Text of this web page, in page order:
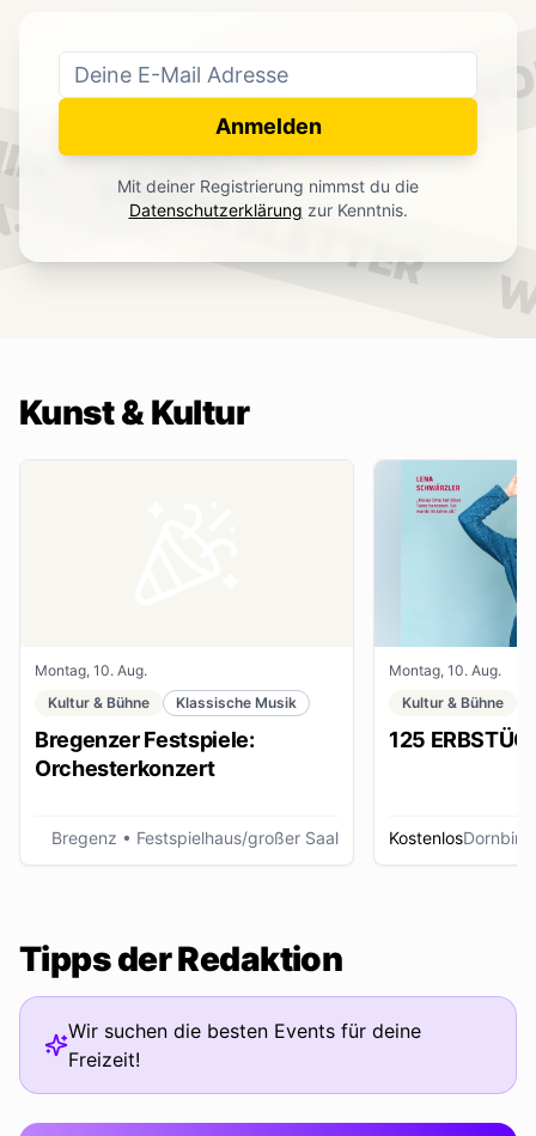
NEWSLETTER
NEWSLETTER
Anmelden
Mit deiner Registrierung nimmst du die
Datenschutzerklärung zur Kenntnis.
Kunst & Kultur
Montag, 10. Aug.
Kultur & Bühne
Klassische Musik
Bregenzer Festspiele:
Orchesterkonzert
Bregenz • Festspielhaus/großer Saal
Montag, 10. Aug.
Kultur & Bühne
125
KostenlosDornbirn
Tipps der Redaktion
Wir suchen die besten Events für deine
Freizeit!